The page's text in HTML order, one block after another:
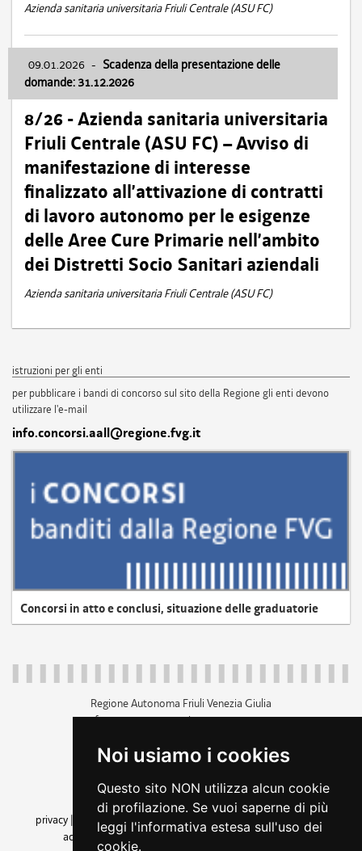
Noi usiamo i cookies
Questo sito NON utilizza alcun cookie
di profilazione. Se vuoi saperne di più
leggi l'informativa estesa sull'uso dei
cookie.
Azienda sanitaria universitaria Friuli Centrale (ASU FC)
09.01.2026 - Scadenza della presentazione delle
domande: 31.12.2026
8/26 - Azienda sanitaria universitaria
Friuli Centrale (ASU FC) – Avviso di
manifestazione di interesse
finalizzato all’attivazione di contratti
di lavoro autonomo per le esigenze
delle Aree Cure Primarie nell’ambito
dei Distretti Socio Sanitari aziendali
Azienda sanitaria universitaria Friuli Centrale (ASU FC)
istruzioni per gli enti
per pubblicare i bandi di concorso sul sito della Regione gli enti devono
utilizzare l'e-mail
info.concorsi.aall@regione.fvg.it
Concorsi in atto e conclusi, situazione delle graduatorie
Regione Autonoma Friuli Venezia Giulia
c.f. 80014930327; p.iva 00526040324
+39 040 3771111
amministrazione trasparente
privacy
cookie |note legali accessibilità
dichiarazione di
accessibilità| feedback cambio preferenze cookie